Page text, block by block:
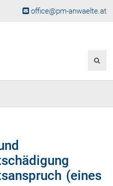
office@pm-anwaelte.at
(eines